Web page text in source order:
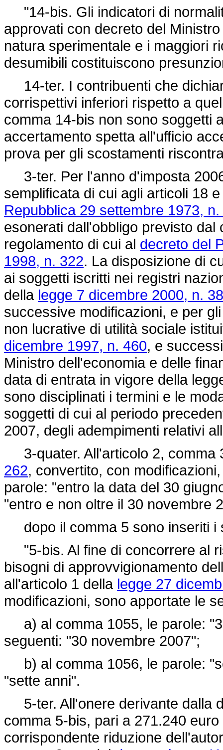
"14-bis. Gli indicatori di
approvati con decreto del
natura sperimentale e i maggiori
desumibili costituiscono
14-ter. I contribuenti che
corrispettivi inferiori rispetto a
comma 14-bis non sono soggetti
accertamento spetta all'ufficio
prova per gli scostamenti
3-ter. Per l'anno d'imposta
semplificata di cui agli articoli 18
Repubblica 29 settembre 1973,
esonerati dall'obbligo previsto
regolamento di cui al decreto del
1998, n. 322. La disposizione di
ai soggetti iscritti nei registri
della legge 7 dicembre 2000, n.
successive modificazioni, e per
non lucrative di utilità sociale
dicembre 1997, n. 460, e
Ministro dell'economia e delle
data di entrata in vigore della
sono disciplinati i termini e le
soggetti di cui al periodo
2007, degli adempimenti relativi
3-quater. All'articolo 2, comma
262, convertito, con
parole: "entro la data del 30
"entro e non oltre il 30 novembre
dopo il comma 5 sono inseriti i
"5-bis. Al fine di concorrere al
bisogni di approvvigionamento
all'articolo 1 della legge 27
modificazioni, sono apportate le
a) al comma 1055, le parole:
seguenti: "30 novembre 2007";
b) al comma 1056, le parole:
"sette anni".
5-ter. All'onere derivante dalla
comma 5-bis, pari a 271.240
corrispondente riduzione